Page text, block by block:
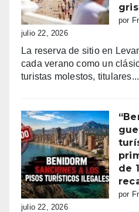
de
Cristianos
de
Villajoyosa
por
julio 22, 2026
La reserva de sitio en
cada verano como un
turistas molestos, titulares...
de
por
julio 22, 2026